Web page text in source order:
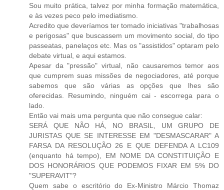
Sou muito prática, talvez por minha formação matemática,
e às vezes peco pelo imediatismo.
Acredito que deveríamos ter tomado iniciativas "trabalhosas
e perigosas" que buscassem um movimento social, do tipo
passeatas, panelaços etc. Mas os "assistidos" optaram pelo
debate virtual, e aqui estamos.
Apesar da "pressão" virtual, não causaremos temor aos
que cumprem suas missões de negociadores, até porque
sabemos que são várias as opções que lhes são
oferecidas. Resumindo, ninguém cai - escorrega para o
lado.
Então vai mais uma pergunta que não consegue calar:
SERÁ QUE NÃO HÁ, NO BRASIL, UM GRUPO DE
JURISTAS QUE SE INTERESSE EM "DESMASCARAR" A
FARSA DA RESOLUÇÃO 26 E QUE DEFENDA A LC109
(enquanto há tempo), EM NOME DA CONSTITUIÇÃO E
DOS HONORÁRIOS QUE PODEMOS FIXAR EM 5% DO
"SUPERAVIT"?
Quem sabe o escritório do Ex-Ministro Márcio Thomaz